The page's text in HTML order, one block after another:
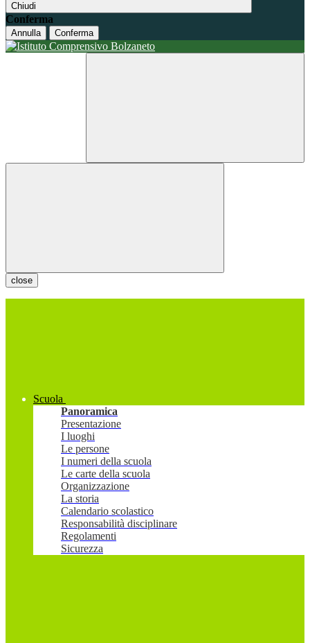
Chiudi
Conferma
Annulla Conferma
close
Scuola
Panoramica
Presentazione
I luoghi
Le persone
I numeri della scuola
Le carte della scuola
Organizzazione
La storia
Calendario scolastico
Responsabilità disciplinare
Regolamenti
Sicurezza